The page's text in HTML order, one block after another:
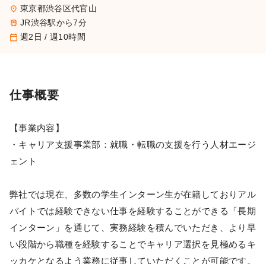
place 東京都渋谷区代官山
train JR渋谷駅から7分
calendar_today 週2日 / 週10時間
仕事概要
【事業内容】
・キャリア支援事業部：就職・転職の支援を行う人材エージ
ェント
弊社では現在、多数の学生インターン生が在籍しておりアル
バイトでは経験できない仕事を経験することができる「長期
インターン」を通じて、実務経験を積んでいただき、より早
い段階から職種を経験することでキャリア選択を見極めるキ
ッカケとなるよう業務に従事していただくことが可能です。